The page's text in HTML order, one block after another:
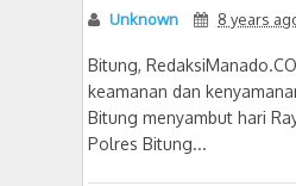
Unknown 8 years
Bitung,
keamanan dan
Bitung menyambut hari
Polres Bitung...